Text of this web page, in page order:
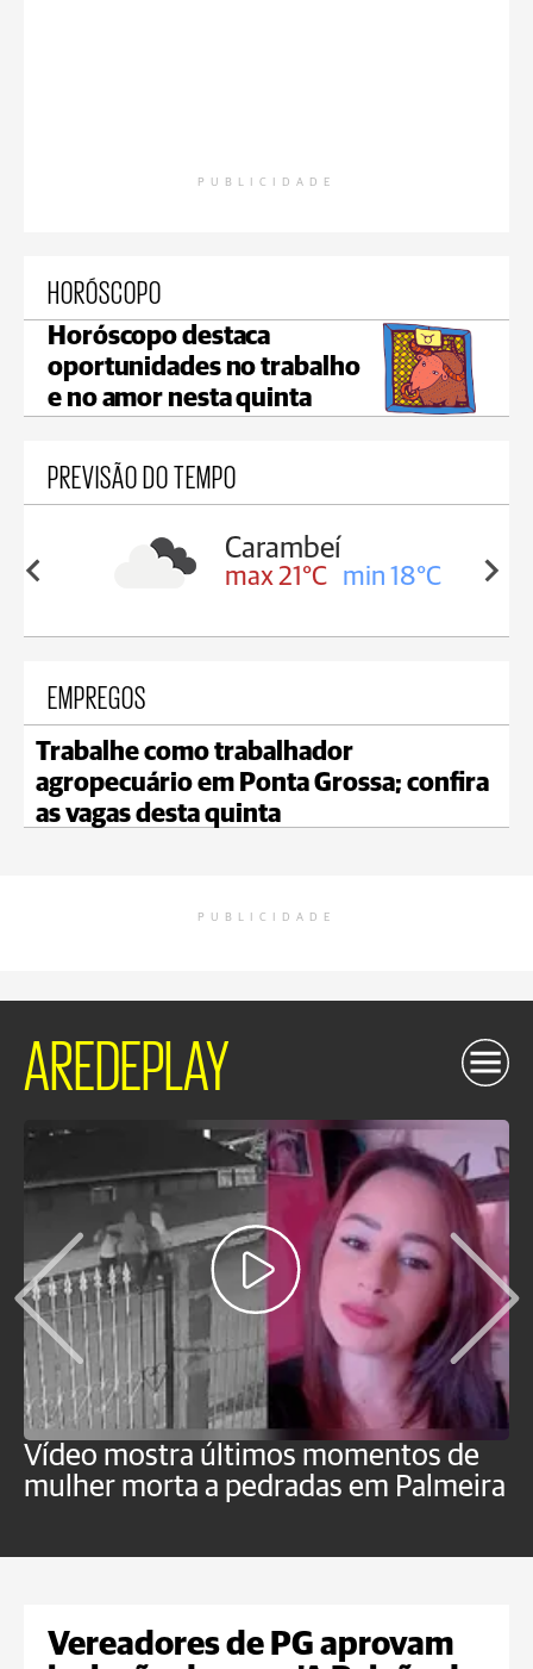
PUBLICIDADE
HORÓSCOPO
Horóscopo destaca
oportunidades no trabalho
e no amor nesta quinta
PREVISÃO DO TEMPO
19°C
Carambeí
max 21°C min 18°C
EMPREGOS
Trabalhe como trabalhador
agropecuário em Ponta Grossa; confira
as vagas desta quinta
PUBLICIDADE
AREDEPLAY
Vídeo mostra últimos momentos de
mulher morta a pedradas em Palmeira
Vereadores de PG aprovam